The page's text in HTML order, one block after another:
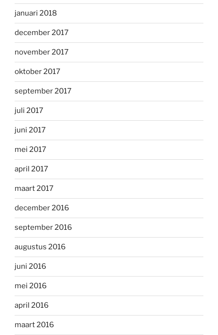
januari 2018
december 2017
november 2017
oktober 2017
september 2017
juli 2017
juni 2017
mei 2017
april 2017
maart 2017
december 2016
september 2016
augustus 2016
juni 2016
mei 2016
april 2016
maart 2016